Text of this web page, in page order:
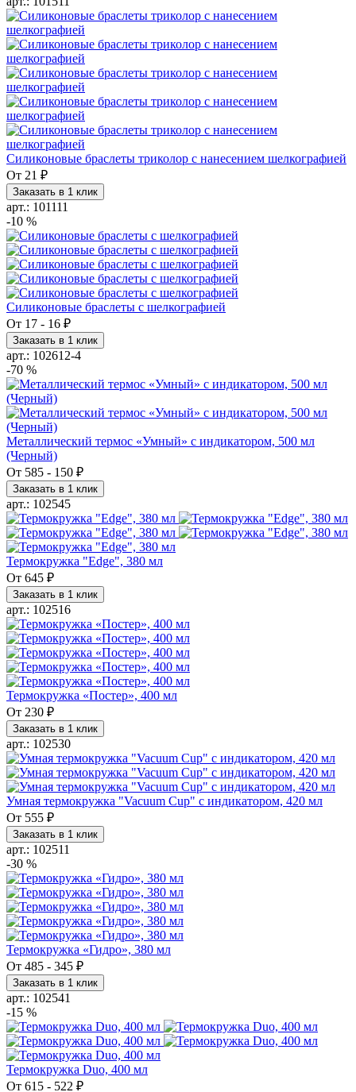
Силиконовые браслеты триколор с нанесением шелкографией
От 21 ₽
Заказать в 1 клик
арт.: 101111
-10 %
Силиконовые браслеты с шелкографией
От 17 - 16 ₽
Заказать в 1 клик
арт.: 102612-4
-70 %
Металлический термос «Умный» с индикатором, 500 мл
(Черный)
От 585 - 150 ₽
Заказать в 1 клик
арт.: 102545
Термокружка "Edge", 380 мл
От 645 ₽
Заказать в 1 клик
арт.: 102516
Термокружка «Постер», 400 мл
От 230 ₽
Заказать в 1 клик
арт.: 102530
Умная термокружка "Vacuum Cup" с индикатором, 420 мл
От 555 ₽
Заказать в 1 клик
арт.: 102511
-30 %
Термокружка «Гидро», 380 мл
От 485 - 345 ₽
Заказать в 1 клик
арт.: 102541
-15 %
Термокружка Duo, 400 мл
От 615 - 522 ₽